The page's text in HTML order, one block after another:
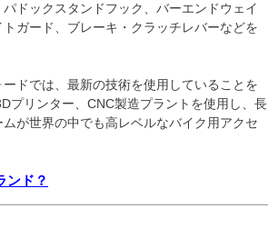
ドックスタンドフック、バーエンドウェイ
ガード、ブレーキ・クラッチレバーなどを
ドでは、最新の技術を使用していることを
プリンター、CNC製造プラントを使用し、長
が世界の中でも高レベルなバイク用アクセ
ンド？